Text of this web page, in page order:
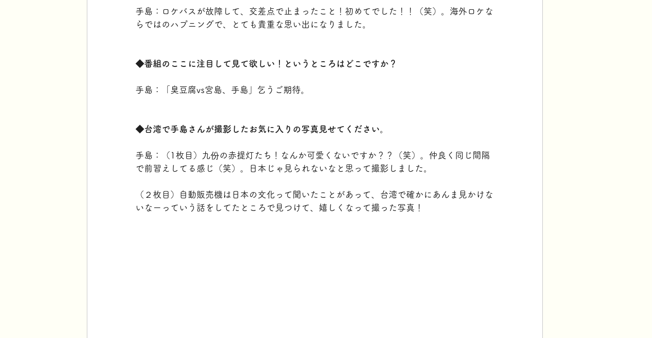
手島：ロケバスが故障して、交差点で止まったこと！初めてでした！！（笑）。海外ロケな
らではのハプニングで、とても貴重な思い出になりました。
◆番組のここに注目して見て欲しい！というところはどこですか？
手島：「臭豆腐vs宮島、手島」乞うご期待。
◆台湾で手島さんが撮影したお気に入りの写真見せてください。
手島：（1枚目）九份の赤提灯たち！なんか可愛くないですか？？（笑）。仲良く同じ間隔
で前習えしてる感じ（笑）。日本じゃ見られないなと思って撮影しました。
（２枚目）自動販売機は日本の文化って聞いたことがあって、台湾で確かにあんま見かけな
いなーっていう話をしてたところで見つけて、嬉しくなって撮った写真！